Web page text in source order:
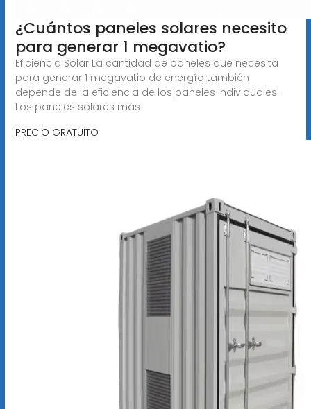
¿Cuántos paneles solares necesito
para generar 1 megavatio?
Eficiencia Solar La cantidad de paneles que necesita
para generar 1 megavatio de energía también
depende de la eficiencia de los paneles individuales.
Los paneles solares más
PRECIO GRATUITO